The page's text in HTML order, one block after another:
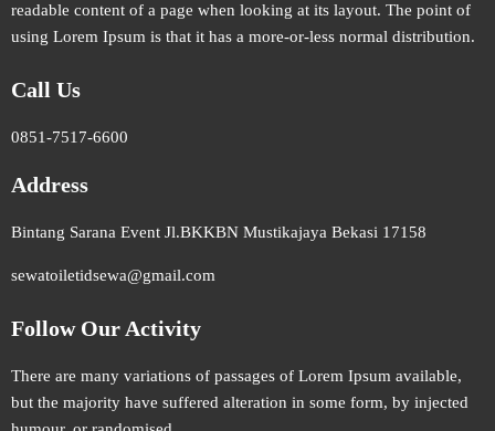
readable content of a page when looking at its layout. The point of
using Lorem Ipsum is that it has a more-or-less normal distribution.
Call Us
0851-7517-6600
Address
Bintang Sarana Event Jl.BKKBN Mustikajaya Bekasi 17158
sewatoiletidsewa@gmail.com
Follow Our Activity
There are many variations of passages of Lorem Ipsum available,
but the majority have suffered alteration in some form, by injected